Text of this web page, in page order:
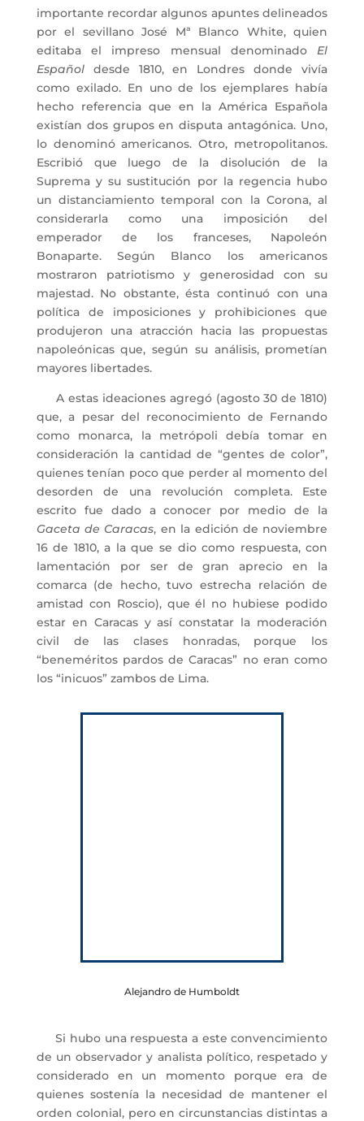
importante recordar algunos apuntes delineados
por el sevillano José Mª Blanco White, quien
editaba el impreso mensual denominadoEl
Españoldesde 1810, en Londres donde vivía
como exilado. En uno de los ejemplares había
hecho referencia que en la América Española
existían dos grupos en disputa antagónica. Uno,
lo denominó americanos. Otro, metropolitanos.
Escribió que luego de la disolución de la
Suprema y su sustitución por la regencia hubo
un distanciamiento temporal con la Corona, al
considerarla como una imposición del
emperador de los franceses, Napoleón
Bonaparte. Según Blanco los americanos
mostraron patriotismo y generosidad con su
majestad. No obstante, ésta continuó con una
política de imposiciones y prohibiciones que
produjeron una atracción hacia las propuestas
napoleónicas que, según su análisis, prometían
mayores libertades.
A estas ideaciones agregó (agosto 30 de 1810)
que, a pesar del reconocimiento de Fernando
como monarca, la metrópoli debía tomar en
consideración la cantidad de “gentes de color”,
quienes tenían poco que perder al momento del
desorden de una revolución completa. Este
escrito fue dado a conocer por medio de la
Gaceta de Caracas, en la edición de noviembre
16 de 1810, a la que se dio como respuesta, con
lamentación por ser de gran aprecio en la
comarca (de hecho, tuvo estrecha relación de
amistad con Roscio), que él no hubiese podido
estar en Caracas y así constatar la moderación
civil de las clases honradas, porque los
“beneméritos pardos de Caracas” no eran como
los “inicuos” zambos de Lima.
Alejandro de Humboldt
Si hubo una respuesta a este convencimiento
de un observador y analista político, respetado y
considerado en un momento porque era de
quienes sostenía la necesidad de mantener el
orden colonial, pero en circunstancias distintas a